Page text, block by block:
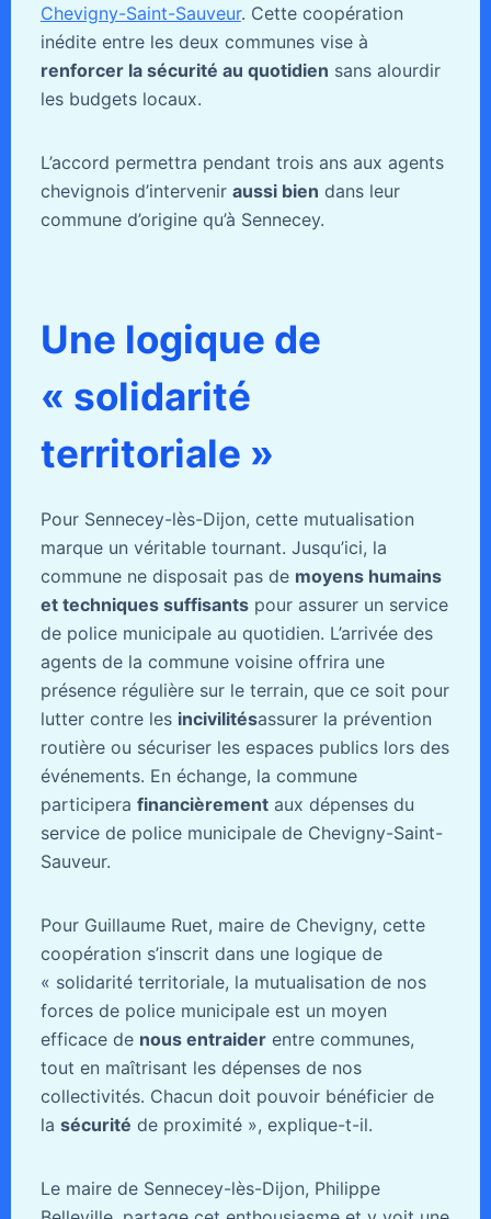
Chevigny-Saint-Sauveur. Cette coopération
inédite entre les deux communes vise à
renforcer la sécurité au quotidien sans alourdir
les budgets locaux.
L’accord permettra pendant trois ans aux agents
chevignois d’intervenir aussi bien dans leur
commune d’origine qu’à Sennecey.
Une logique de
« solidarité
territoriale »
Pour Sennecey-lès-Dijon, cette mutualisation
marque un véritable tournant. Jusqu’ici, la
commune ne disposait pas de moyens humains
et techniques suffisantspour assurer un service
de police municipale au quotidien. L’arrivée des
agents de la commune voisine offrira une
présence régulière sur le terrain, que ce soit pour
lutter contre les incivilitésassurer la prévention
routière ou sécuriser les espaces publics lors des
événements. En échange, la commune
participera financièrementaux dépenses du
service de police municipale de Chevigny-Saint-
Sauveur.
Pour Guillaume Ruet, maire de Chevigny, cette
coopération s’inscrit dans une logique de
« solidarité territoriale, la mutualisation de nos
forces de police municipale est un moyen
efficace de nous entraiderentre communes,
tout en maîtrisant les dépenses de nos
collectivités. Chacun doit pouvoir bénéficier de
la sécurité de proximité », explique-t-il.
Le maire de Sennecey-lès-Dijon, Philippe